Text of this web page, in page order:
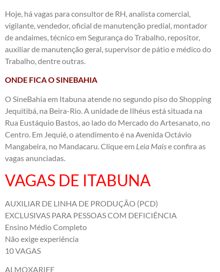
Hoje, há vagas para consultor de RH, analista comercial,
vigilante, vendedor, oficial de manutenção predial, montador
de andaimes, técnico em Segurança do Trabalho, repositor,
auxiliar de manutenção geral, supervisor de pátio e médico do
Trabalho, dentre outras.
ONDE FICA O SINEBAHIA
O SineBahia em Itabuna atende no segundo piso do Shopping
Jequitibá, na Beira-Rio. A unidade de Ilhéus está situada na
Rua Eustáquio Bastos, ao lado do Mercado do Artesanato, no
Centro. Em Jequié, o atendimento é na Avenida Octávio
Mangabeira, no Mandacaru. Clique em Leia Maise confira as
vagas anunciadas.
VAGAS DE ITABUNA
AUXILIAR DE LINHA DE PRODUÇÃO (PCD)
EXCLUSIVAS PARA PESSOAS COM DEFICIÊNCIA
Ensino Médio Completo
Não exige experiência
10 VAGAS
ALMOXARIFE